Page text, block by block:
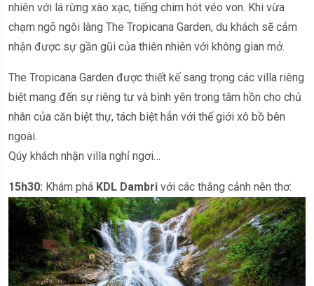
nhiên với lá rừng xào xạc, tiếng chim hót véo von. Khi vừa
chạm ngõ ngôi làng The Tropicana Garden, du khách sẽ cảm
nhận được sự gần gũi của thiên nhiên với không gian mở.
The Tropicana Garden được thiết kế sang trọng các villa riêng
biệt mang đến sự riêng tư và bình yên trong tâm hồn cho chủ
nhân của căn biệt thự, tách biệt hẳn với thế giới xô bồ bên
ngoài.
Qúy khách nhận villa nghỉ ngơi…
15h30: Khám phá KDL Dambri với các thắng cảnh nên thơ: